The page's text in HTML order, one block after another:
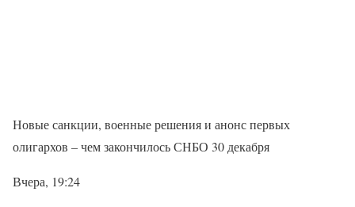
Новые санкции, военные решения и анонс первых
олигархов – чем закончилось СНБО 30 декабря
Вчера, 19:24